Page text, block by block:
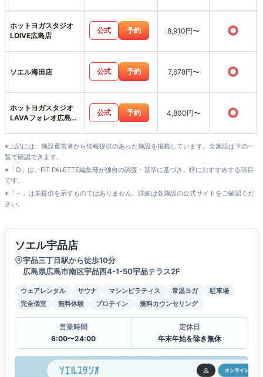
ホットヨガスタジオ
LOIVE広島店
公式 予約 8,910円〜 ○
ソエル海田店 公式 予約 7,678円〜 ○
ホットヨガスタジオ
LAVAフォレオ広島東
公式 予約 4,800円〜 ○
※上記には、施設運営者から情報提供のあった施設を掲載しています。全施設は下の一
覧で確認できます。
※「○」は、FIT PALETTE編集部が独自の調査・基準に基づき、特におすすめする項目
です。
※「－」は未提供を示すものではありません。詳細は各施設の公式サイトをご確認くだ
さい。
ソエル宇品店
宇品三丁目駅から徒歩10分
広島県広島市南区宇品西4-1-50宇品テラス2F
ウェアレンタル サウナ マシンピラティス 常温ヨガ
駐車場
完全個室
無料体験 プロテイン 無料カウンセリング
営業時間
6:00〜24:00
定休日
年末年始を除き無休